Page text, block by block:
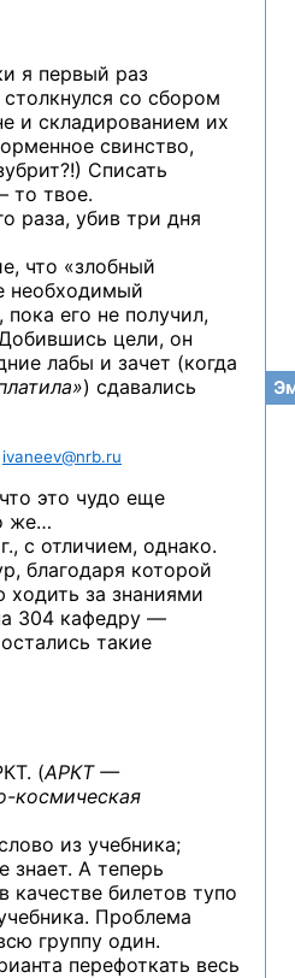
я первый раз
со сбором
и складированием их
свинство,
Списать
то твое.
раза, убив три дня
что «злобный
необходимый
его не получил,
цели, он
лабы и зачет (когда
) сдавались
ivaneev@nrb.ru
это чудо еще
же…
с отличием, однако.
благодаря которой
за знаниями
304 кафедру —
такие
(АРКТ —
космическая
из учебника;
знает. А теперь
качестве билетов тупо
Проблема
группу один.
перефоткать весь